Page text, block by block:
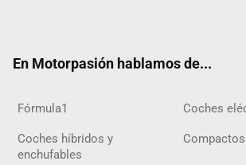
En Motorpasión hablamos de...
Fórmula1 Coches
Coches híbridos y
enchufables
Compactos